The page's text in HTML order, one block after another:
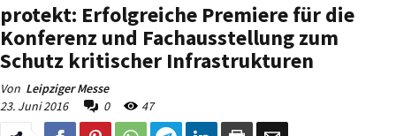
protekt: Erfolgreiche Premiere für die
Konferenz und Fachausstellung zum
Schutz kritischer Infrastrukturen
Von Leipziger Messe
23. Juni 2016
0 47